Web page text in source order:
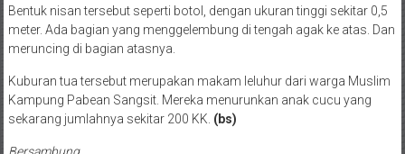
Bentuk nisan tersebut seperti botol, dengan ukuran tinggi sekitar 0,5
meter. Ada bagian yang menggelembung di tengah agak ke atas. Dan
meruncing di bagian atasnya.
Kuburan tua tersebut merupakan makam leluhur dari warga Muslim
Kampung Pabean Sangsit. Mereka menurunkan anak cucu yang
sekarang jumlahnya sekitar 200 KK. (bs)